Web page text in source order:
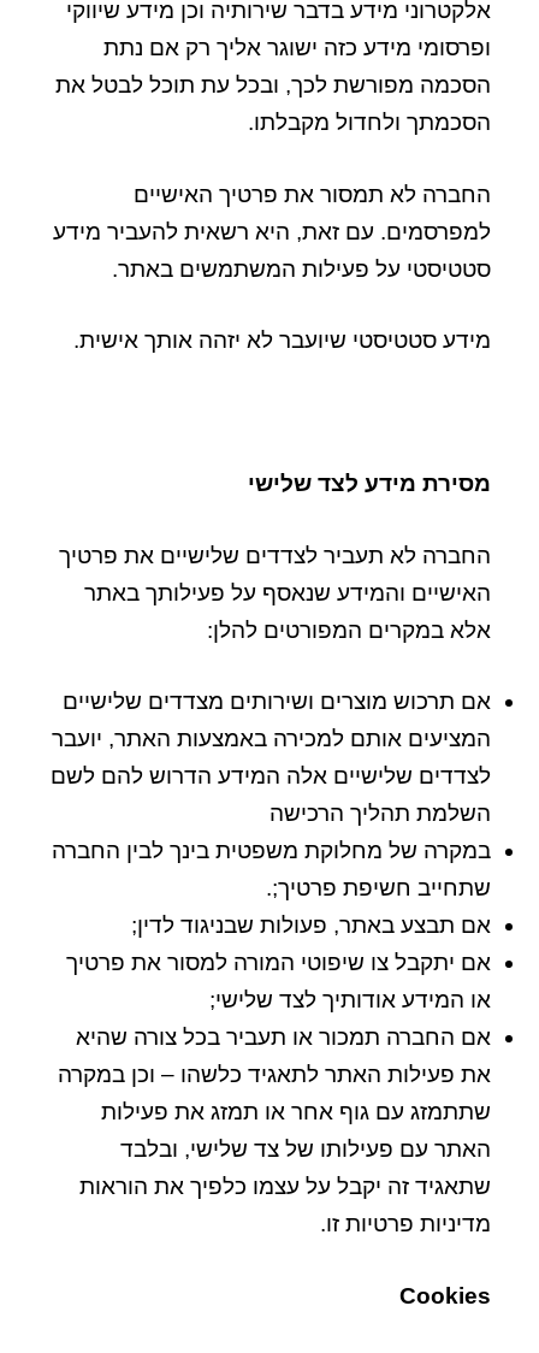
אלקטרוני מידע בדבר שירותיה וכן מידע שיווקי
ופרסומי מידע כזה ישוגר אליך רק אם נתת
הסכמה מפורשת לכך, ובכל עת תוכל לבטל את
הסכמתך ולחדול מקבלתו.
החברה לא תמסור את פרטיך האישיים
למפרסמים. עם זאת, היא רשאית להעביר מידע
סטטיסטי על פעילות המשתמשים באתר.
מידע סטטיסטי שיועבר לא יזהה אותך אישית.
מסירת מידע לצד שלישי
החברה לא תעביר לצדדים שלישיים את פרטיך
האישיים והמידע שנאסף על פעילותך באתר
אלא במקרים המפורטים להלן:
אם תרכוש מוצרים ושירותים מצדדים שלישיים
המציעים אותם למכירה באמצעות האתר, יועבר
לצדדים שלישיים אלה המידע הדרוש להם לשם
השלמת תהליך הרכישה
במקרה של מחלוקת משפטית בינך לבין החברה
שתחייב חשיפת פרטיך;.
אם תבצע באתר, פעולות שבניגוד לדין;
אם יתקבל צו שיפוטי המורה למסור את פרטיך
או המידע אודותיך לצד שלישי;
אם החברה תמכור או תעביר בכל צורה שהיא
את פעילות האתר לתאגיד כלשהו – וכן במקרה
שתתמזג עם גוף אחר או תמזג את פעילות
האתר עם פעילותו של צד שלישי, ובלבד
שתאגיד זה יקבל על עצמו כלפיך את הוראות
מדיניות פרטיות זו.
Cookies